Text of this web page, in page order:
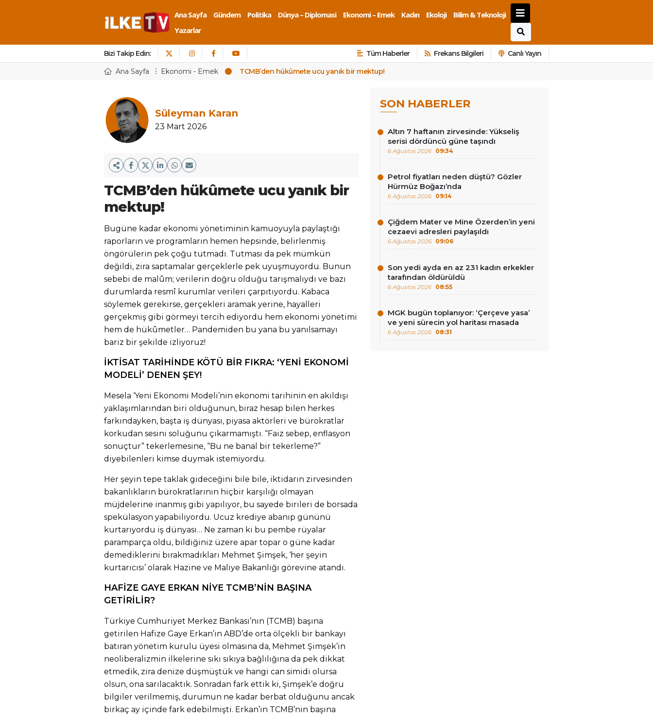
Ana Sayfa Gündem Politika Dünya – Diplomasi Ekonomi – Emek Kadın Ekoloji
Bilim & Teknoloji
Yazarlar
Bizi Takip Edin: Tüm Haberler Frekans Bilgileri Canlı Yayın
Ana Sayfa Ekonomi - Emek TCMB’den hükûmete ucu yanık bir mektup!
Süleyman Karan
23 Mart 2026
TCMB’den hükûmete ucu yanık bir
mektup!
Bugüne kadar ekonomi yönetiminin kamuoyuyla paylaştığı
raporların ve programların hemen hepsinde, belirlenmiş
öngörülerin pek çoğu tutmadı. Tutması da pek mümkün
değildi, zira saptamalar gerçeklerle pek uyuşmuyordu. Bunun
sebebi de malûm; verilerin doğru olduğu tarışmalıydı ve bazı
durumlarda resmî kurumlar verileri çarpıtıyordu. Kabaca
söylemek gerekirse, gerçekleri aramak yerine, hayalleri
gerçekmiş gibi görmeyi tercih ediyordu hem ekonomi yönetimi
hem de hükûmetler… Pandemiden bu yana bu yanılsamayı
bariz bir şekilde izliyoruz!
İKTİSAT TARİHİNDE KÖTÜ BİR FIKRA: ‘YENİ EKONOMİ
MODELİ’ DENEN ŞEY!
Mesela ‘Yeni Ekonomi Modeli’nin ekonomi tarihinin en akıldışı
yaklaşımlarından biri olduğunun, biraz hesap bilen herkes
farkındayken, başta iş dünyası, piyasa aktörleri ve bürokratlar
korkudan sesini soluğunu çıkarmamıştı. “Faiz sebep, enflasyon
sonuçtur” tekerlemesine, “Bu ne banal bir tekerleme?”
diyebilenleri kimse duymak istemiyordu.
Her şeyin tepe taklak gideceğini bile bile, iktidarın zirvesinden
bakanlıkların bürokratlarının hiçbir karşılığı olmayan
müjdelerine inanmış gibi yapılıyor, bu sayede birileri de borsada
spekülasyon yapabiliyordu. Ucuz krediye abanıp gününü
kurtarıyordu iş dünyası… Ne zaman ki bu pembe rüyalar
paramparça oldu, bildiğiniz üzere apar topar o güne kadar
demediklerini bırakmadıkları Mehmet Şimşek, ‘her şeyin
kurtarıcısı’ olarak Hazine ve Maliye Bakanlığı görevine atandı.
HAFİZE GAYE ERKAN NİYE TCMB’NİN BAŞINA
GETİRİLİR?
Türkiye Cumhuriyet Merkez Bankası’nın (TCMB) başına
getirilen Hafize Gaye Erkan’ın ABD’de orta ölçekli bir bankayı
batıran yönetim kurulu üyesi olmasına da, Mehmet Şimşek’in
neoliberalizmin ilkelerine sıkı sıkıya bağlılığına da pek dikkat
etmedik, zira denize düşmüştük ve hangi can simidi olursa
olsun, ona sarılacaktık. Sonradan fark ettik ki, Şimşek’e doğru
bilgiler verilmemiş, durumun ne kadar berbat olduğunu ancak
birkaç ay içinde fark edebilmişti. Erkan’ın TCMB’nin başına
SON HABERLER
Altın 7 haftanın zirvesinde: Yükseliş
serisi dördüncü güne taşındı
6 Ağustos 2026 09:34
Petrol fiyatları neden düştü? Gözler
Hürmüz Boğazı’nda
6 Ağustos 2026 09:14
Çiğdem Mater ve Mine Özerden’in yeni
cezaevi adresleri paylaşıldı
6 Ağustos 2026 09:06
Son yedi ayda en az 231 kadın erkekler
tarafından öldürüldü
6 Ağustos 2026 08:55
MGK bugün toplanıyor: ‘Çerçeve yasa’
ve yeni sürecin yol haritası masada
6 Ağustos 2026 08:31